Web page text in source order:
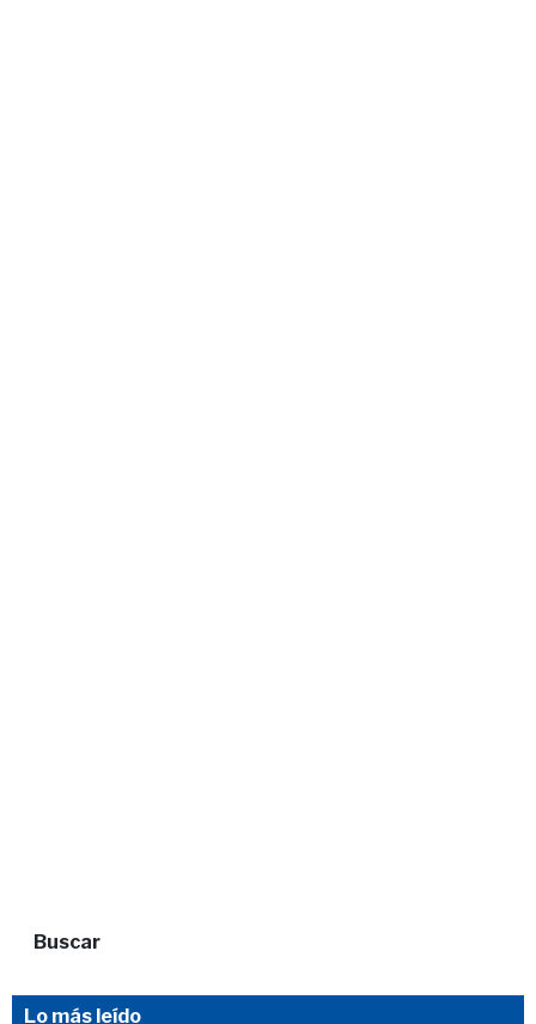
Buscar
Lo más leído